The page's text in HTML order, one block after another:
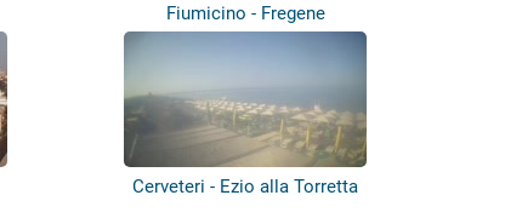
Fiumicino - Fregene
Cerveteri - Ezio alla Torretta